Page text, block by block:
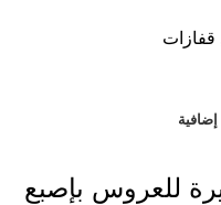
قفازات
للعروس بإصبع